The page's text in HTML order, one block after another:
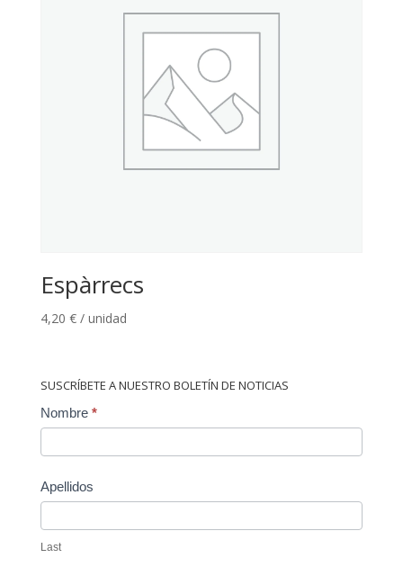
Espàrrecs
4,20 € / unidad
SUSCRÍBETE A NUESTRO BOLETÍN DE NOTICIAS
Contact
Nombre *
Apellidos
Last